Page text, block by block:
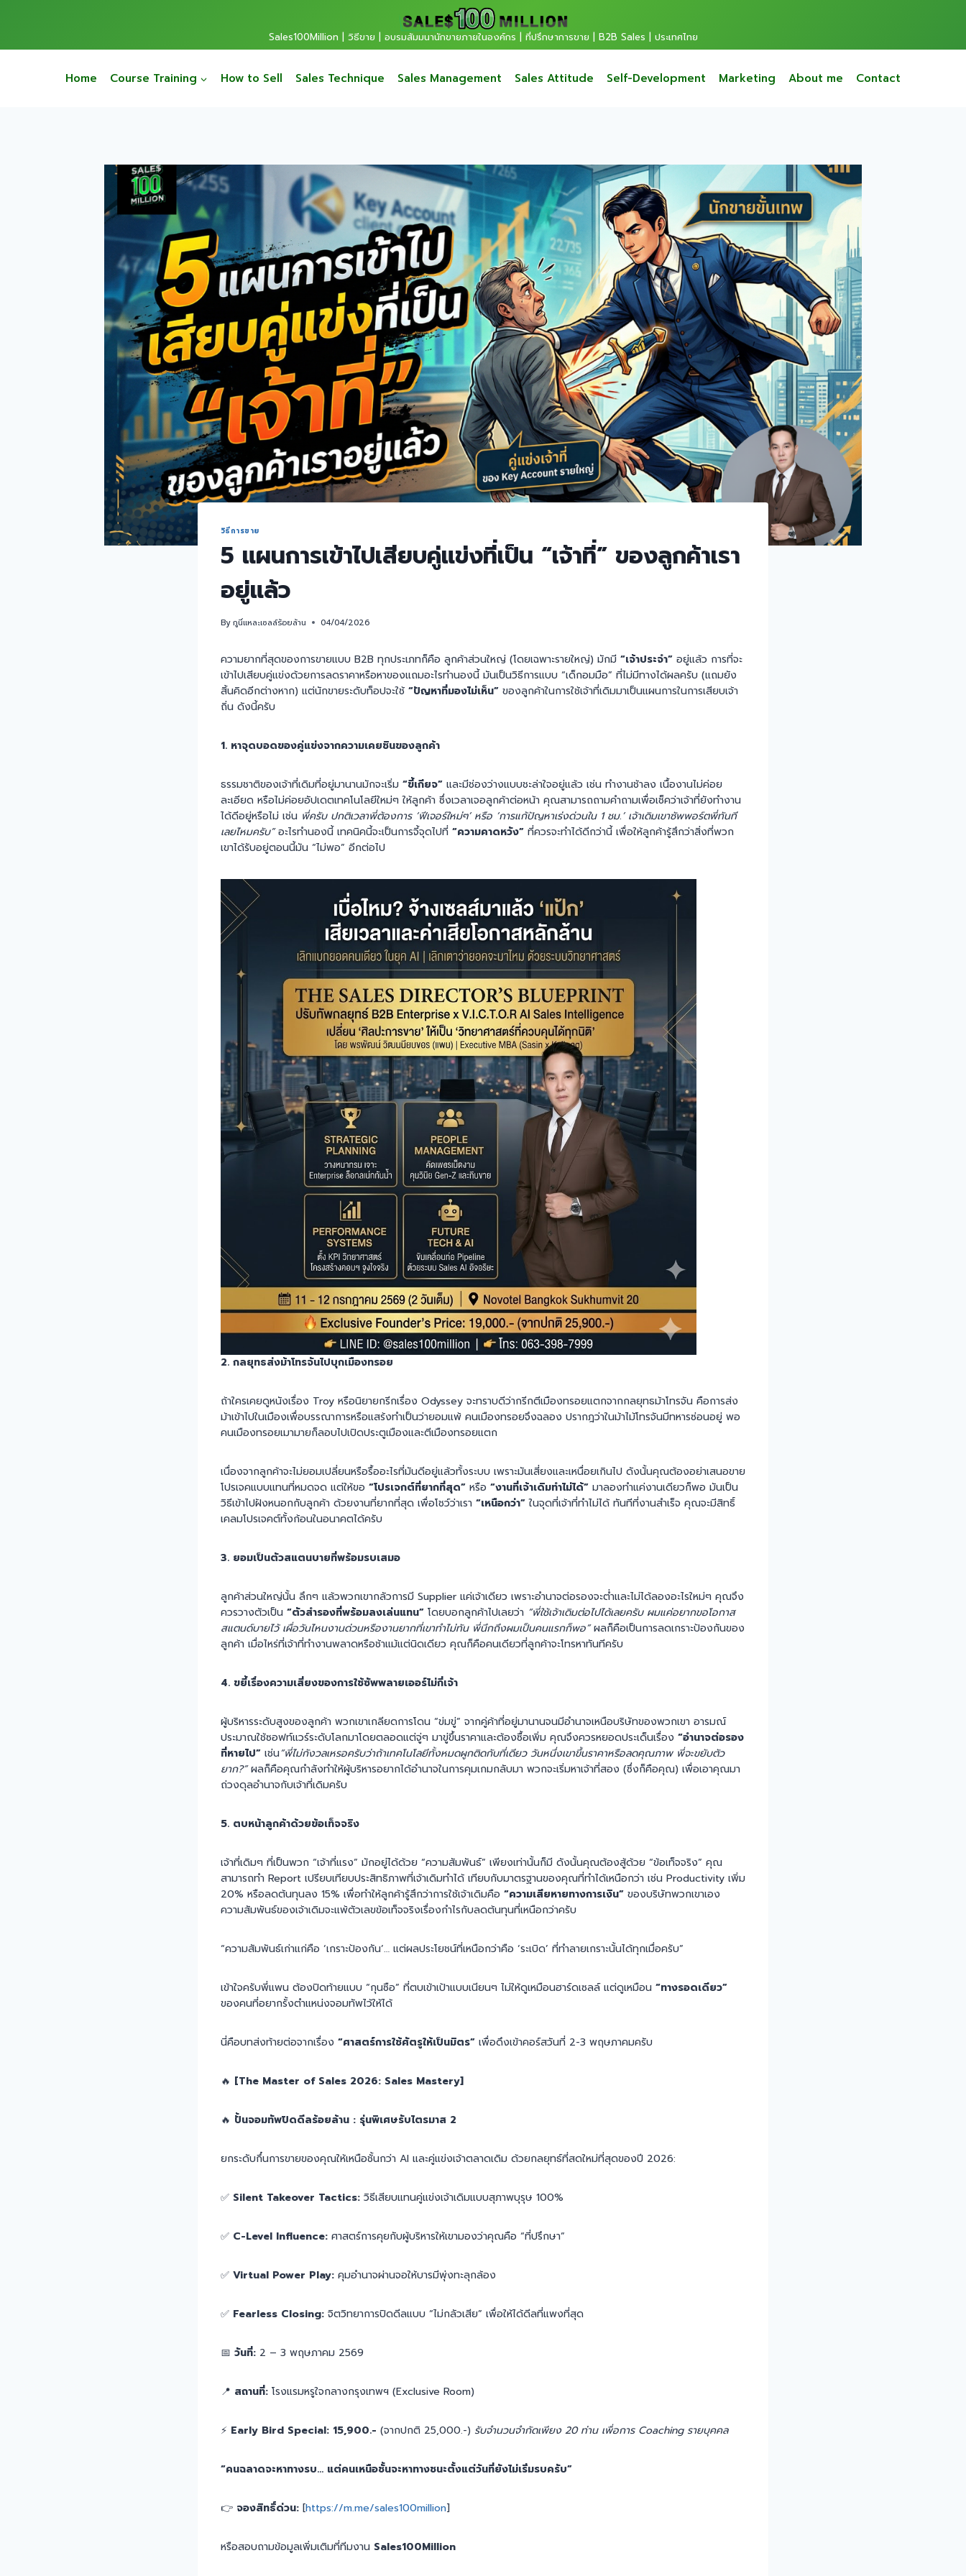
Sales100Million | วิธีขาย | อบรมสัมมนานักขายภายในองค์กร | ที่ปรึกษาการขาย | B2B Sales | ประเทศไทย
Home Course Training How to Sell Sales Technique Sales Management Sales Attitude Self-Development Marketing About me Contact
วิธีการขาย
5 แผนการเข้าไปเสียบคู่แข่งที่เป็น “เจ้าที่” ของลูกค้าเรา
อยู่แล้ว
Byกูนี่แหละเซลล์ร้อยล้าน 04/04/2026
ความยากที่สุดของการขายแบบ B2B ทุกประเภทก็คือ ลูกค้าส่วนใหญ่ (โดยเฉพาะรายใหญ่) มักมี “เจ้าประจำ” อยู่แล้ว การที่จะ
เข้าไปเสียบคู่แข่งด้วยการลดราคาหรือหาของแถมอะไรทำนองนี้ มันเป็นวิธีการแบบ “เด็กอมมือ” ที่ไม่มีทางได้ผลครับ (แถมยัง
สิ้นคิดอีกต่างหาก) แต่นักขายระดับท็อปจะใช้ “ปัญหาที่มองไม่เห็น” ของลูกค้าในการใช้เจ้าที่เดิมมาเป็นแผนการในการเสียบเจ้า
ถิ่น ดังนี้ครับ
1. หาจุดบอดของคู่แข่งจากความเคยชินของลูกค้า
ธรรมชาติของเจ้าที่เดิมที่อยู่มานานมักจะเริ่ม “ขี้เกียจ” และมีช่องว่างแบบชะล่าใจอยู่แล้ว เช่น ทำงานช้าลง เนื้องานไม่ค่อย
ละเอียด หรือไม่ค่อยอัปเดตเทคโนโลยีใหม่ๆ ให้ลูกค้า ซึ่งเวลาเจอลูกค้าต่อหน้า คุณสามารถถามคำถามเพื่อเช็คว่าเจ้าที่ยังทำงาน
ได้ดีอยู่หรือไม่ เช่น พี่ครับ ปกติเวลาพี่ต้องการ ‘ฟีเจอร์ใหม่ๆ’ หรือ ‘การแก้ปัญหาเร่งด่วนใน 1 ชม.’ เจ้าเดิมเขาซัพพอร์ตพี่ทันที
เลยไหมครับ”อะไรทำนองนี้ เทคนิคนี้จะเป็นการจี้จุดไปที่ “ความคาดหวัง” ที่ควรจะทำได้ดีกว่านี้ เพื่อให้ลูกค้ารู้สึกว่าสิ่งที่พวก
เขาได้รับอยู่ตอนนี้มัน “ไม่พอ” อีกต่อไป
2. กลยุทธส่งม้าโทรจันไปบุกเมืองทรอย
ถ้าใครเคยดูหนังเรื่อง Troy หรือนิยายกรีกเรื่อง Odyssey จะทราบดีว่ากรีกตีเมืองทรอยแตกจากกลยุทธม้าโทรจัน คือการส่ง
ม้าเข้าไปในเมืองเพื่อบรรณาการหรือแสร้งทำเป็นว่ายอมแพ้ คนเมืองทรอยจึงฉลอง ปรากฎว่าในม้าไม้โทรจันมีทหารซ่อนอยู่ พอ
คนเมืองทรอยเมามายก็ลอบไปเปิดประตูเมืองและตีเมืองทรอยแตก
เนื่องจากลูกค้าจะไม่ยอมเปลี่ยนหรือรื้ออะไรที่มันดีอยู่แล้วทั้งระบบ เพราะมันเสี่ยงและเหนื่อยเกินไป ดังนั้นคุณต้องอย่าเสนอขาย
โปรเจคแบบแทนที่หมดจด แต่ให้ขอ “โปรเจกต์ที่ยากที่สุด” หรือ “งานที่เจ้าเดิมทำไม่ได้” มาลองทำแค่งานเดียวก็พอ มันเป็น
วิธีเข้าไปฝังหนอกกับลูกค้า ด้วยงานที่ยากที่สุด เพื่อโชว์ว่าเรา “เหนือกว่า”ในจุดที่เจ้าที่ทำไม่ได้ ทันทีที่งานสำเร็จ คุณจะมีสิทธิ์
เคลมโปรเจคต์ทั้งก้อนในอนาคตได้ครับ
3. ยอมเป็นตัวสแตนบายที่พร้อมรบเสมอ
ลูกค้าส่วนใหญ่นั้น ลึกๆ แล้วพวกเขากลัวการมี Supplier แค่เจ้าเดียว เพราะอำนาจต่อรองจะต่ำและไม่ได้ลองอะไรใหม่ๆ คุณจึง
ควรวางตัวเป็น “ตัวสำรองที่พร้อมลงเล่นแทน” โดยบอกลูกค้าไปเลยว่า “พี่ใช้เจ้าเดิมต่อไปได้เลยครับ ผมแค่อยากขอโอกาส
สแตนด์บายไว้ เผื่อวันไหนงานด่วนหรืองานยากที่เขาทำไม่ทัน พี่นึกถึงผมเป็นคนแรกก็พอ”ผลก็คือเป็นการลดเกราะป้องกันของ
ลูกค้า เมื่อไหร่ที่เจ้าที่ทำงานพลาดหรือช้าแม้แต่นิดเดียว คุณก็คือคนเดียวที่ลูกค้าจะโทรหาทันทีครับ
4. ขยี้เรื่องความเสี่ยงของการใช้ซัพพลายเออร์ไม่กี่เจ้า
ผู้บริหารระดับสูงของลูกค้า พวกเขาเกลียดการโดน “ข่มขู่” จากคู่ค้าที่อยู่มานานจนมีอำนาจเหนือบริษัทของพวกเขา อารมณ์
ประมาณใช้ซอฟท์แวร์ระดับโลกมาโดยตลอดแต่จู่ๆ มาขู่ขึ้นราคาและต้องซื้อเพิ่ม คุณจึงควรหยอดประเด็นเรื่อง “อำนาจต่อรอง
ที่หายไป” เช่น“พี่ไม่กังวลเหรอครับว่าถ้าเทคโนโลยีทั้งหมดผูกติดกับที่เดียว วันหนึ่งเขาขึ้นราคาหรือลดคุณภาพ พี่จะขยับตัว
ยาก?”ผลก็คือคุณกำลังทำให้ผู้บริหารอยากได้อำนาจในการคุมเกมกลับมา พวกจะเริ่มหาเจ้าที่สอง (ซึ่งก็คือคุณ) เพื่อเอาคุณมา
ถ่วงดุลอำนาจกับเจ้าที่เดิมครับ
5. ตบหน้าลูกค้าด้วยข้อเท็จจริง
เจ้าที่เดิมๆ ที่เป็นพวก “เจ้าที่แรง” มักอยู่ได้ด้วย “ความสัมพันธ์” เพียงเท่านั้นก็มี ดังนั้นคุณต้องสู้ด้วย “ข้อเท็จจริง” คุณ
สามารถทำ Report เปรียบเทียบประสิทธิภาพที่เจ้าเดิมทำได้ เทียบกับมาตรฐานของคุณที่ทำได้เหนือกว่า เช่น Productivity เพิ่ม
20% หรือลดต้นทุนลง 15% เพื่อทำให้ลูกค้ารู้สึกว่าการใช้เจ้าเดิมคือ “ความเสียหายทางการเงิน” ของบริษัทพวกเขาเอง
ความสัมพันธ์ของเจ้าเดิมจะแพ้ตัวเลขข้อเท็จจริงเรื่องกำไรกับลดต้นทุนที่เหนือกว่าครับ
“ความสัมพันธ์เก่าแก่คือ ‘เกราะป้องกัน’… แต่ผลประโยชน์ที่เหนือกว่าคือ ‘ระเบิด’ ที่ทำลายเกราะนั้นได้ทุกเมื่อครับ”
เข้าใจครับพี่แพน ต้องปิดท้ายแบบ “กุนซือ” ที่ตบเข้าเป้าแบบเนียนๆ ไม่ให้ดูเหมือนฮาร์ดเซลล์ แต่ดูเหมือน “ทางรอดเดียว”
ของคนที่อยากรั้งตำแหน่งจอมทัพไว้ให้ได้
นี่คือบทส่งท้ายต่อจากเรื่อง “ศาสตร์การใช้ศัตรูให้เป็นมิตร” เพื่อดึงเข้าคอร์สวันที่ 2-3 พฤษภาคมครับ
🔥 [The Master of Sales 2026: Sales Mastery]
🔥 ปั้นจอมทัพปิดดีลร้อยล้าน : รุ่นพิเศษรับไตรมาส 2
ยกระดับกึ๋นการขายของคุณให้เหนือชั้นกว่า AI และคู่แข่งเจ้าตลาดเดิม ด้วยกลยุทธ์ที่สดใหม่ที่สุดของปี 2026:
✅ Silent Takeover Tactics: วิธีเสียบแทนคู่แข่งเจ้าเดิมแบบสุภาพบุรุษ 100%
✅ C-Level Influence: ศาสตร์การคุยกับผู้บริหารให้เขามองว่าคุณคือ “ที่ปรึกษา”
✅ Virtual Power Play: คุมอำนาจผ่านจอให้บารมีพุ่งทะลุกล้อง
✅ Fearless Closing: จิตวิทยาการปิดดีลแบบ “ไม่กลัวเสีย” เพื่อให้ได้ดีลที่แพงที่สุด
📅 วันที่: 2 – 3 พฤษภาคม 2569
📍 สถานที่: โรงแรมหรูใจกลางกรุงเทพฯ (Exclusive Room)
⚡️ Early Bird Special: 15,900.- (จากปกติ 25,000.-) รับจำนวนจำกัดเพียง 20 ท่าน เพื่อการ Coaching รายบุคคล
“คนฉลาดจะหาทางรบ… แต่คนเหนือชั้นจะหาทางชนะตั้งแต่วันที่ยังไม่เริ่มรบครับ”
👉 จองสิทธิ์ด่วน: [https://m.me/sales100million]
หรือสอบถามข้อมูลเพิ่มเติมที่ทีมงาน Sales100Million